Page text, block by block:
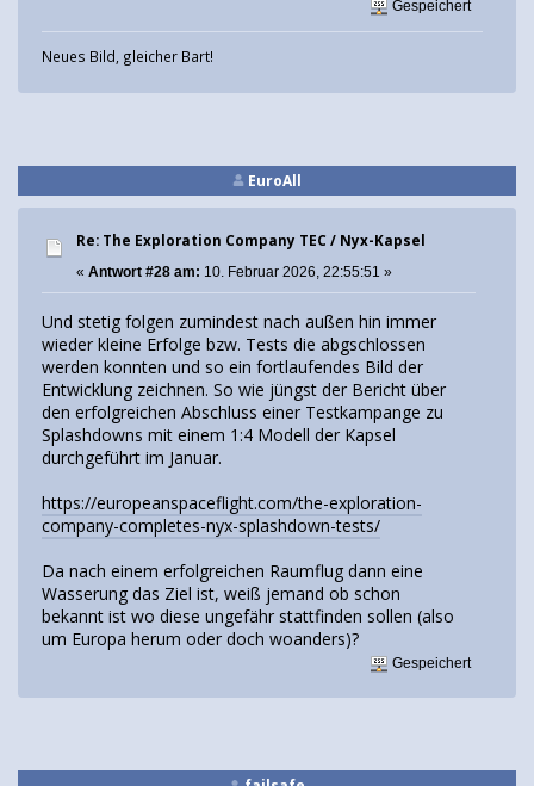
Gespeichert
Neues Bild, gleicher Bart!
EuroAll
Re: The Exploration Company TEC / Nyx-Kapsel
« Antwort #28 am: 10. Februar 2026, 22:55:51 »
Und stetig folgen zumindest nach außen hin immer
wieder kleine Erfolge bzw. Tests die abgschlossen
werden konnten und so ein fortlaufendes Bild der
Entwicklung zeichnen. So wie jüngst der Bericht über
den erfolgreichen Abschluss einer Testkampange zu
Splashdowns mit einem 1:4 Modell der Kapsel
durchgeführt im Januar.
https://europeanspaceflight.com/the-exploration-
company-completes-nyx-splashdown-tests/
Da nach einem erfolgreichen Raumflug dann eine
Wasserung das Ziel ist, weiß jemand ob schon
bekannt ist wo diese ungefähr stattfinden sollen (also
um Europa herum oder doch woanders)?
Gespeichert